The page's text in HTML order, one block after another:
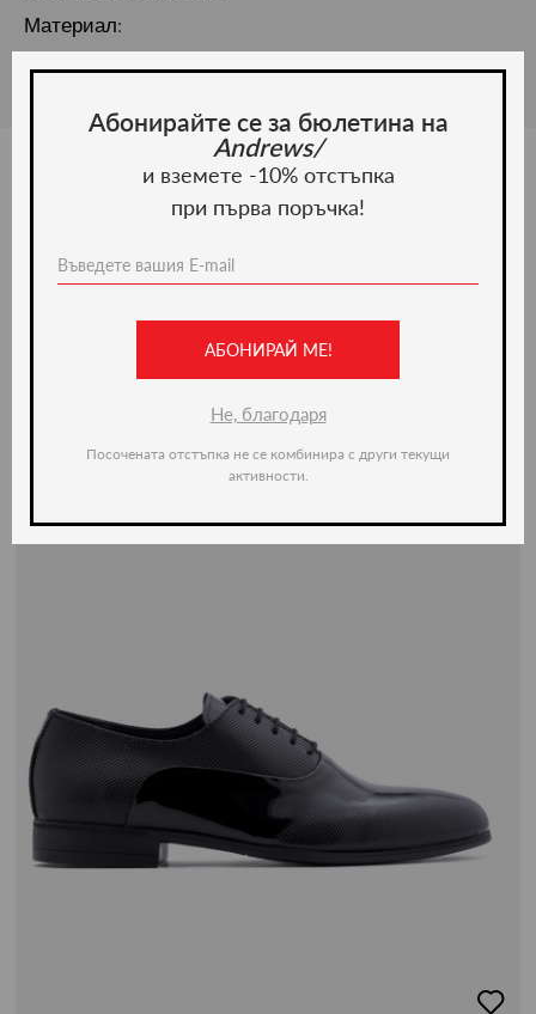
Материал:
Ние препоръчваме
в
Абонирайте се за бюлетина на
Andrews/
и вземете -10% отстъпка
при първа поръчка!
АБОНИРАЙ МЕ!
Не, благодаря
Посочената отстъпка не се комбинира с други текущи
активности.